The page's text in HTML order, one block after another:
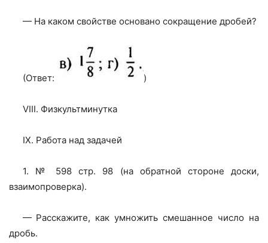
— На каком свойстве основано сокращение дробей?
(Ответ: )
VIII. Физкультминутка
IX. Работа над задачей
1. № 598 стр. 98 (на обратной стороне доски,
взаимопроверка).
— Расскажите, как умножить смешанное число на
дробь.